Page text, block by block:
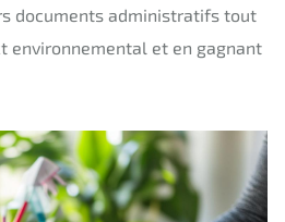
documents administratifs tout
environnemental et en gagnant